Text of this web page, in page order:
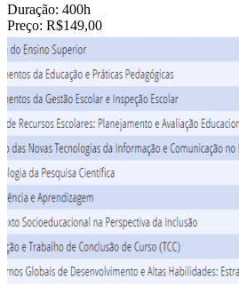
Duração: 400h
Preço: R$149,00